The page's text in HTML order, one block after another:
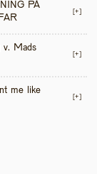
PÅ
[+]
v. Mads
[+]
me like
[+]